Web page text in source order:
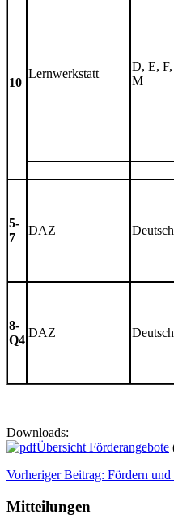
10
Lernwerkstatt
D, E,
M
5-
7
DAZ Deutsch
8-
Q4
DAZ Deutsch
Downloads:
Übersicht Förderangebote
Vorheriger Beitrag: Fördern
Mitteilungen